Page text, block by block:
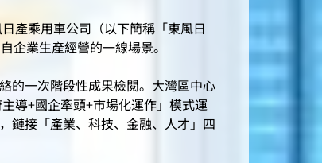
產乘用車公司（以下簡稱「東風日
企業生產經營的一線場景。
一次階段性成果檢閱。大灣區中心
導+國企牽頭+市場化運作」模式運
鏈接「產業、科技、金融、人才」四